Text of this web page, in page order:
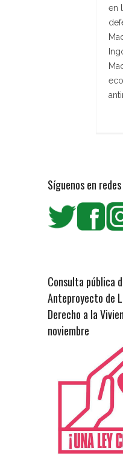
en
Síguenos en
Consulta pública
Anteproyecto de
Derecho a la
noviembre